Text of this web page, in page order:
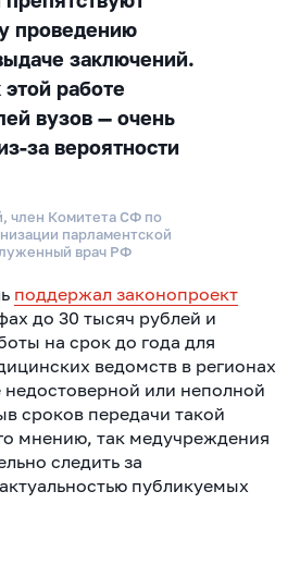
проведению
заключений.
работе
вузов — очень
за вероятности
член Комитета СФ по
парламентской
врач РФ
поддержал законопроект
до 30 тысяч рублей и
на срок до года для
ведомств в регионах
недостоверной или неполной
сроков передачи такой
мнению, так медучреждения
следить за
публикуемых